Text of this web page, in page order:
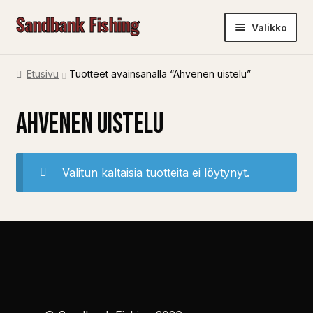
Siirry
navigointiin
Siirry
sisältöön
Sandbank Fishing Valikko
OSTOSKORI
OMA TILI
Etusivu Tuotteet avainsanalla “Ahvenen uistelu”
Ahvenen uistelu
Valitun kaltaisia tuotteita ei löytynyt.